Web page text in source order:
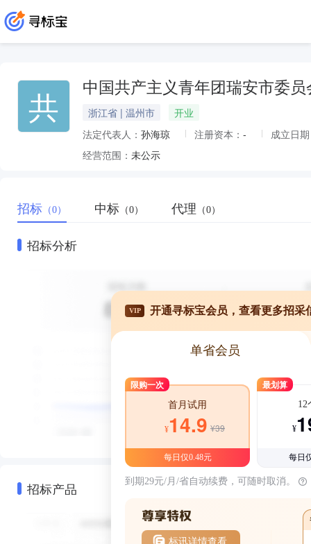
共 中国共产主义青年团瑞安市委员
浙江省 | 温州市
开业
法定代表人： 孙海琼 注册资本： -
成立日
经营范围： 未公示
招标 （0） 中标 （0） 代理 （0）
招标分析
招标产品
VIP 开通寻标宝会员，查看更多招采
单省会员
限购一次
首月试用
¥14.9 ¥39
每日仅0.48元
最划算
12
¥
每日
到期29元/月/省自动续费，可随时取消。
标讯详情查看